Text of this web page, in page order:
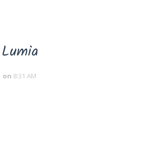
on 8:31 AM